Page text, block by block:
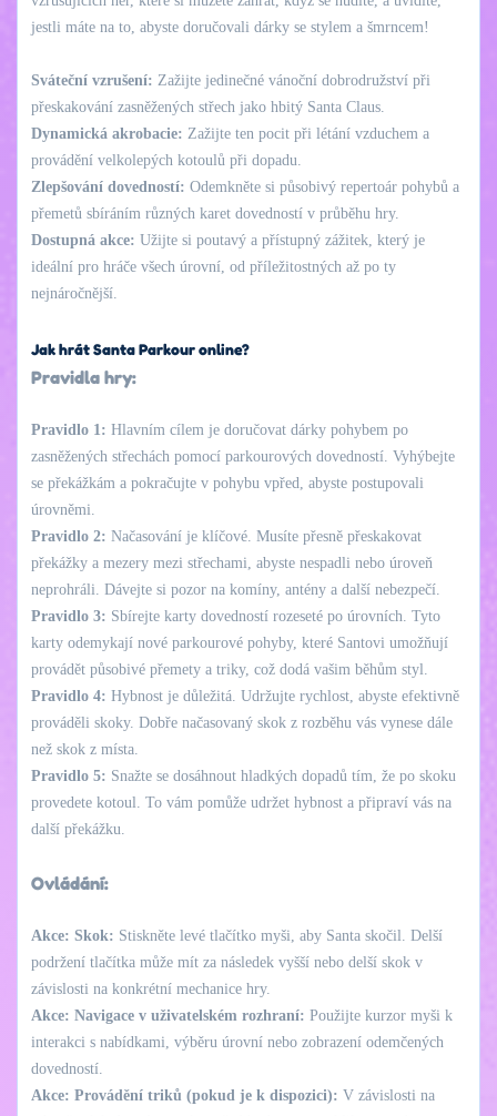
jestli máte na to, abyste doručovali dárky se stylem a šmrncem!
Sváteční vzrušení: Zažijte jedinečné vánoční dobrodružství při
přeskakování zasněžených střech jako hbitý Santa Claus.
Dynamická akrobacie: Zažijte ten pocit při létání vzduchem a
provádění velkolepých kotoulů při dopadu.
Zlepšování dovedností: Odemkněte si působivý repertoár pohybů a
přemetů sbíráním různých karet dovedností v průběhu hry.
Dostupná akce: Užijte si poutavý a přístupný zážitek, který je
ideální pro hráče všech úrovní, od příležitostných až po ty
nejnáročnější.
Jak hrát Santa Parkour online?
Pravidla hry:
Pravidlo 1: Hlavním cílem je doručovat dárky pohybem po
zasněžených střechách pomocí parkourových dovedností. Vyhýbejte
se překážkám a pokračujte v pohybu vpřed, abyste postupovali
úrovněmi.
Pravidlo 2: Načasování je klíčové. Musíte přesně přeskakovat
překážky a mezery mezi střechami, abyste nespadli nebo úroveň
neprohráli. Dávejte si pozor na komíny, antény a další nebezpečí.
Pravidlo 3: Sbírejte karty dovedností rozeseté po úrovních. Tyto
karty odemykají nové parkourové pohyby, které Santovi umožňují
provádět působivé přemety a triky, což dodá vašim běhům styl.
Pravidlo 4: Hybnost je důležitá. Udržujte rychlost, abyste efektivně
prováděli skoky. Dobře načasovaný skok z rozběhu vás vynese dále
než skok z místa.
Pravidlo 5: Snažte se dosáhnout hladkých dopadů tím, že po skoku
provedete kotoul. To vám pomůže udržet hybnost a připraví vás na
další překážku.
Ovládání:
Akce: Skok: Stiskněte levé tlačítko myši, aby Santa skočil. Delší
podržení tlačítka může mít za následek vyšší nebo delší skok v
závislosti na konkrétní mechanice hry.
Akce: Navigace v uživatelském rozhraní: Použijte kurzor myši k
interakci s nabídkami, výběru úrovní nebo zobrazení odemčených
dovedností.
Akce: Provádění triků (pokud je k dispozici): V závislosti na